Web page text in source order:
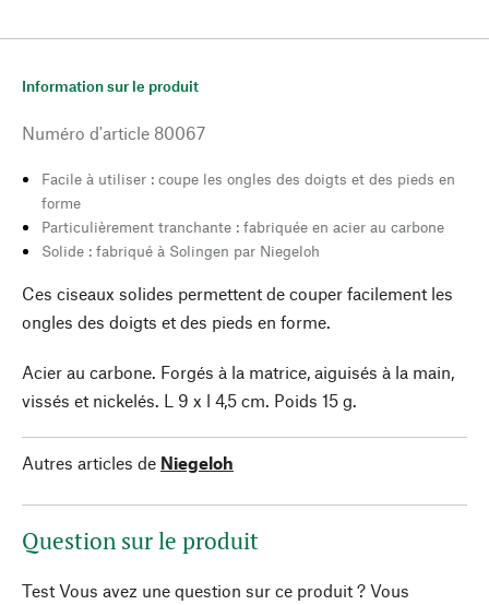
Information sur le produit
Numéro d'article 80067
Facile à utiliser : coupe les ongles des doigts et des pieds en
forme
Particulièrement tranchante : fabriquée en acier au carbone
Solide : fabriqué à Solingen par Niegeloh
Ces ciseaux solides permettent de couper facilement les
ongles des doigts et des pieds en forme.
Acier au carbone. Forgés à la matrice, aiguisés à la main,
vissés et nickelés. L 9 x l 4,5 cm. Poids 15 g.
Autres articles de Niegeloh
Question sur le produit
Test Vous avez une question sur ce produit ? Vous